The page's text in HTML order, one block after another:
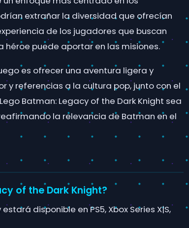
extrañar la diversidad que ofrecían
de los jugadores que buscan
puede aportar en las misiones.
es ofrecer una aventura ligera y
y referencias a la cultura pop, junto con el
Batman: Legacy of the Dark Knight sea
la relevancia de Batman en el
of the Dark Knight?
disponible en PS5, Xbox Series X|S,